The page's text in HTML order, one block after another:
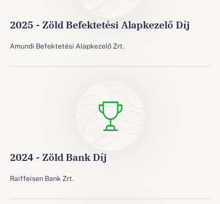
2025 - Zöld Befektetési Alapkezelő Díj
Amundi Befektetési Alapkezelő Zrt.
2024 - Zöld Bank Díj
Raiffeisen Bank Zrt.